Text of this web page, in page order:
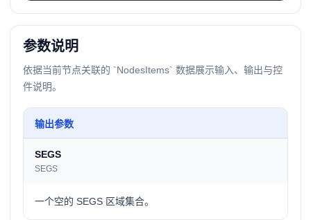
参数说明
依据当前节点关联的 `NodesItems` 数据展示输入、输出与控
件说明。
输出参数
SEGS
SEGS
一个空的 SEGS 区域集合。